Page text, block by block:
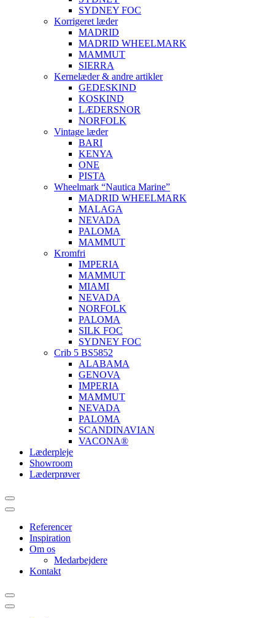
SYDNEY FOC
Korrigeret læder
MADRID
MADRID WHEELMARK
MAMMUT
SIERRA
Kernelæder & andre artikler
GEDESKIND
KOSKIND
LÆDERSNOR
NORFOLK
Vintage læder
BARI
KENYA
ONE
PISTA
Wheelmark “Nautica Marine”
MADRID WHEELMARK
MALAGA
NEVADA
PALOMA
MAMMUT
Kromfri
IMPERIA
MAMMUT
MIAMI
NEVADA
NORFOLK
PALOMA
SILK FOC
SYDNEY FOC
Crib 5 BS5852
ALABAMA
GENOVA
IMPERIA
MAMMUT
NEVADA
PALOMA
SCANDINAVIAN
VACONA®
Læderpleje
Showroom
Læderprøver
Referencer
Inspiration
Om os
Medarbejdere
Kontakt